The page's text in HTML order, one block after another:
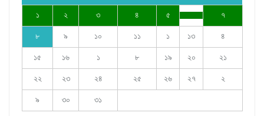
১ ২ ৩ ৪ ৫ ৭
৮ ৯ ১০ ১১ ১ ১৩ ৪
১৫ ১৬ ১ ৮ ১৯ ২০ ২১
২২ ২৩ ২৪ ২৫ ২৬ ২৭ ২
৯ ৩০ ৩১